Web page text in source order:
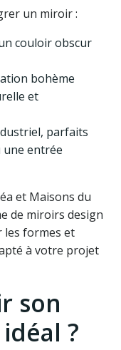
un miroir :
couloir obscur
bohème
et
parfaits
entrée
et Maisons du
de miroirs design
les formes et
à votre projet
son
?